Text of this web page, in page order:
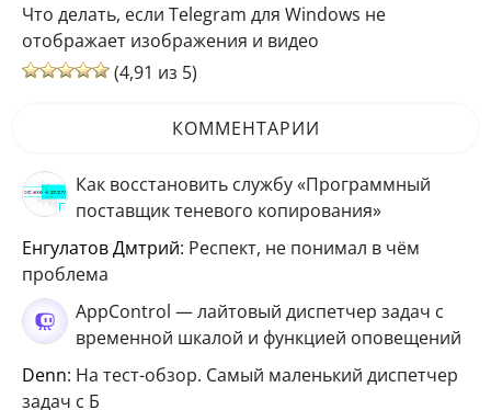
Что делать, если Telegram для Windows не
отображает изображения и видео
(4,91 из 5)
КОММЕНТАРИИ
Как восстановить службу «Программный
поставщик теневого копирования»
Енгулатов Дмтрий: Респект, не понимал в чём
проблема
AppControl — лайтовый диспетчер задач с
временной шкалой и функцией оповещений
Denn: На тест-обзор. Самый маленький диспетчер
задач с Б